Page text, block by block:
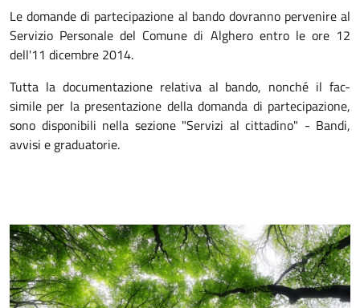
Le domande di partecipazione al bando dovranno pervenire al
Servizio Personale del Comune di Alghero entro le ore 12
dell'11 dicembre 2014.
Tutta la documentazione relativa al bando, nonché il fac-
simile per la presentazione della domanda di partecipazione,
sono disponibili nella sezione "Servizi al cittadino" - Bandi,
avvisi e graduatorie.